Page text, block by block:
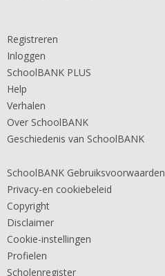
Registreren
Inloggen
SchoolBANK PLUS
Help
Verhalen
Over SchoolBANK
Geschiedenis van SchoolBANK
SchoolBANK Gebruiksvoorwaarden
Privacy-en cookiebeleid
Copyright
Disclaimer
Cookie-instellingen
Profielen
Scholenregister